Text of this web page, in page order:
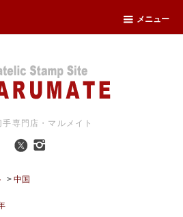
メニュー
手専門店・マルメイト
>中国